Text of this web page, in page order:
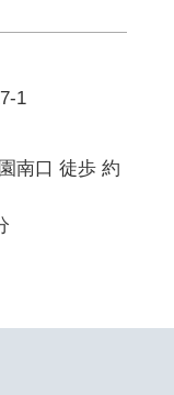
1
南口 徒歩 約